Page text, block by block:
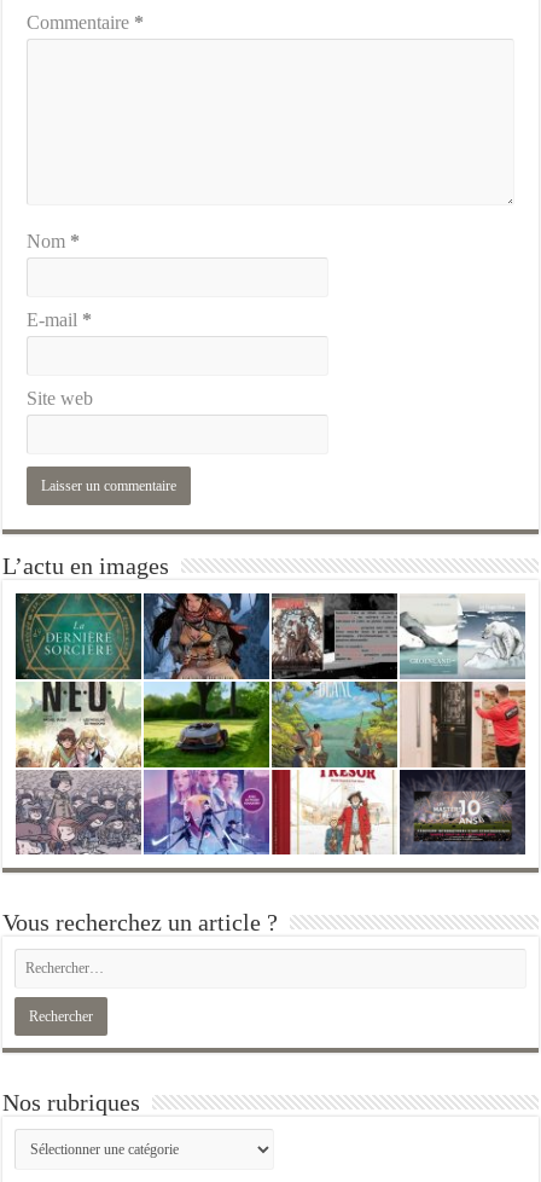
Commentaire *
Nom *
E-mail *
Site web
L’actu en images
Vous recherchez un article ?
Nos rubriques
Nos
rubriques